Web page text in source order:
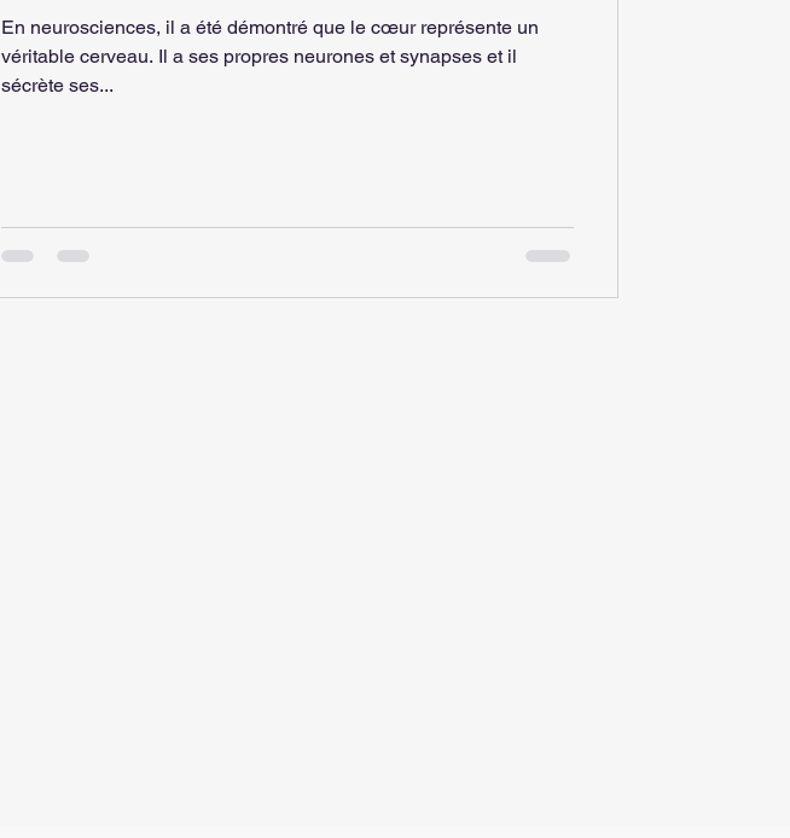
En neurosciences, il a été démontré que le cœur représente un
véritable cerveau. Il a ses propres neurones et synapses et il
sécrète ses...